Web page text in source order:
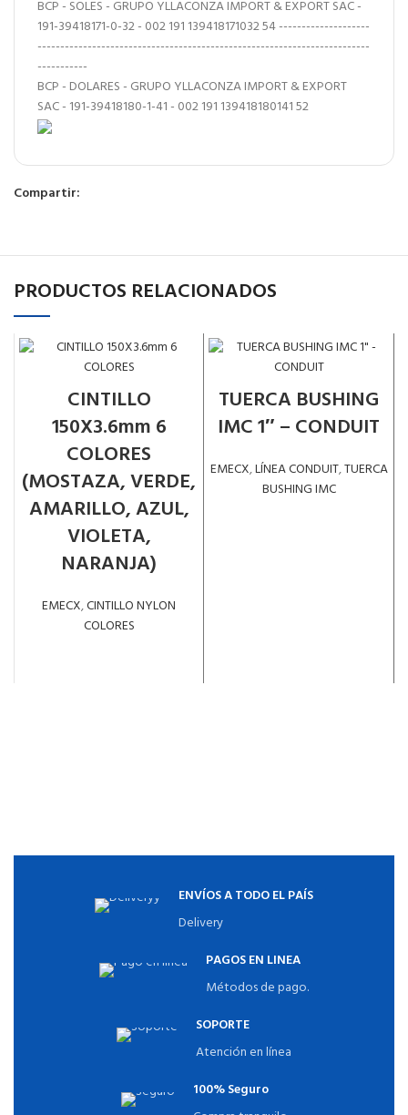
BCP - SOLES - GRUPO YLLACONZA IMPORT & EXPORT SAC -
191-39418171-0-32 - 002 191 139418171032 54 --------------------
-------------------------------------------------------------------------
-----------
BCP - DOLARES - GRUPO YLLACONZA IMPORT & EXPORT
SAC - 191-39418180-1-41 - 002 191 139418180141 52
Compartir:
PRODUCTOS RELACIONADOS
CINTILLO
150X3.6mm 6
COLORES
(MOSTAZA, VERDE,
AMARILLO, AZUL,
VIOLETA,
NARANJA)
EMECX,CINTILLO NYLON
COLORES
TUERCA BUSHING
IMC 1″ – CONDUIT
EMECX,LÍNEA CONDUIT,TUERCA
BUSHING IMC
ENVÍOS A TODO EL PAÍS
Delivery
PAGOS EN LINEA
Métodos de pago.
SOPORTE
Atención en línea
100% Seguro